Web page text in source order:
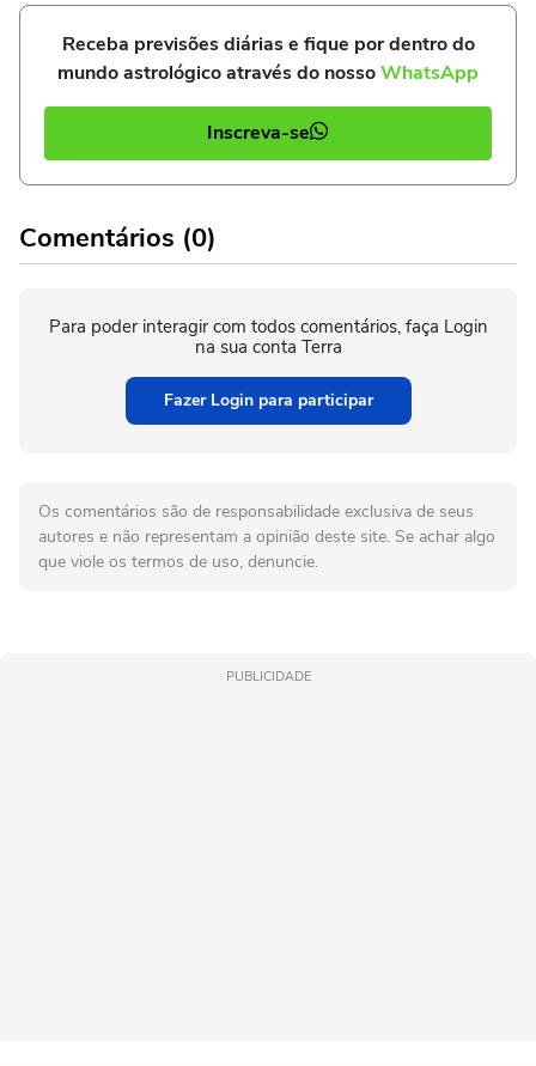
Receba previsões diárias e fique por dentro do
mundo astrológico através do nossoWhatsApp
Inscreva-se
Comentários (0)
Para poder interagir com todos comentários, faça Login
na sua conta Terra
Fazer Login para participar
Os comentários são de responsabilidade exclusiva de seus
autores e não representam a opinião deste site. Se achar algo
que viole os termos de uso, denuncie.
PUBLICIDADE